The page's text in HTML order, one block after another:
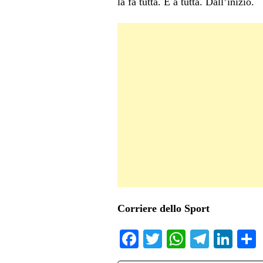
Corriere dello Sport
Fa
ce
T
wi
W
ha
Te
le
Li
nk